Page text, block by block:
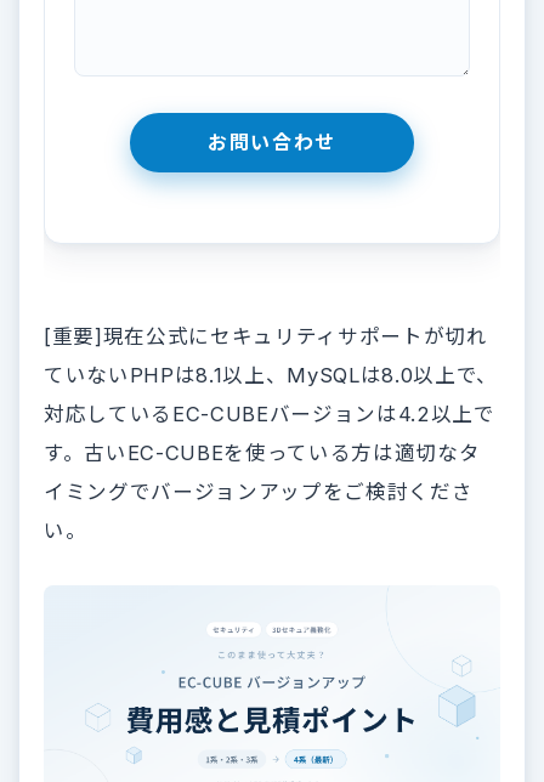
[重要]現在公式にセキュリティサポートが切れ
ていないPHPは8.1以上、MySQLは8.0以上で、
対応しているEC-CUBEバージョンは4.2以上で
す。古いEC-CUBEを使っている方は適切なタ
イミングでバージョンアップをご検討くださ
い。